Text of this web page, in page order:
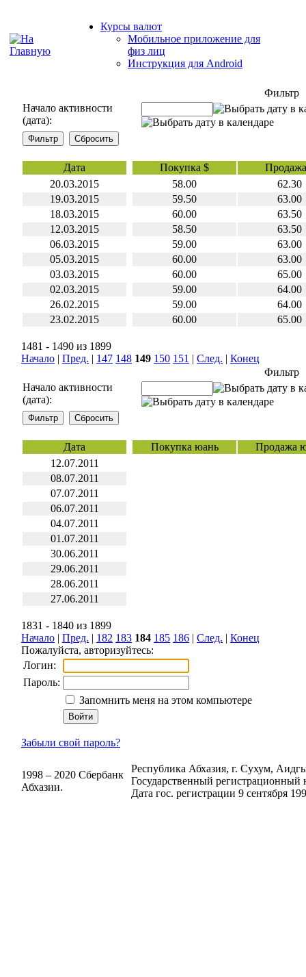
Курсы валют
Мобильное приложение для
физ лиц
Инструкция для Android
Фильтр
Начало активности
(дата):
Дата Покупка $
20.03.2015
58.00
62.30
19.03.2015
59.50
63.00
18.03.2015
60.00
63.50
12.03.2015
58.50
63.50
06.03.2015
59.00
63.00
05.03.2015
60.00
63.00
03.03.2015
60.00
65.00
02.03.2015
59.00
64.00
26.02.2015
59.00
64.00
23.02.2015
60.00 65.00
1481 - 1490 из 1899
Начало | Пред. | 147 148 149 150 151 | След. | Конец
Фильтр
Начало активности
(дата):
Дата Покупка юань
Продажа
12.07.2011
08.07.2011
07.07.2011
06.07.2011
04.07.2011
01.07.2011
30.06.2011
29.06.2011
28.06.2011
27.06.2011
1831 - 1840 из 1899
Начало | Пред. | 182 183 184 185 186 | След. | Конец
Пожалуйста, авторизуйтесь:
Логин:
Пароль:
Запомнить меня на этом компьютере
Забыли свой пароль?
1998 – 2020 Сбербанк
Абхазии.
Республика Абхазия, г. Сухум,
Государственный регистрационный
Дата гос. регистрации 9 сентября